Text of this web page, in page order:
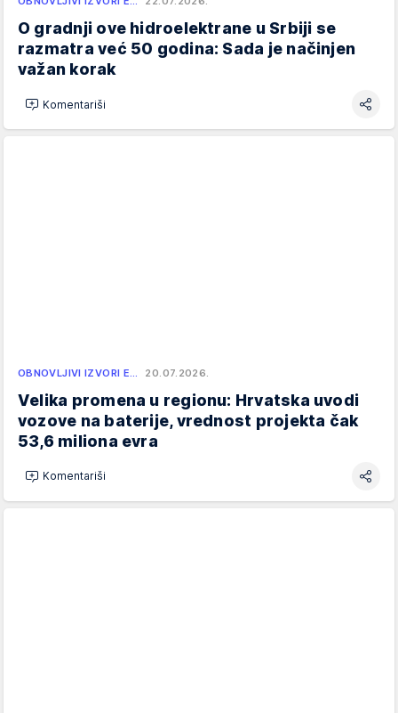
O gradnji ove hidroelektrane u Srbiji se
razmatra već 50 godina: Sada je načinjen
važan korak
Komentariši
OBNOVLJIVI IZVORI E… 20.07.2026.
Velika promena u regionu: Hrvatska uvodi
vozove na baterije, vrednost projekta čak
53,6 miliona evra
Komentariši